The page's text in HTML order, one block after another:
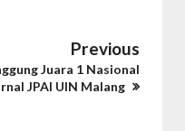
Previous
Juara 1 Nasional
JPAI UIN Malang